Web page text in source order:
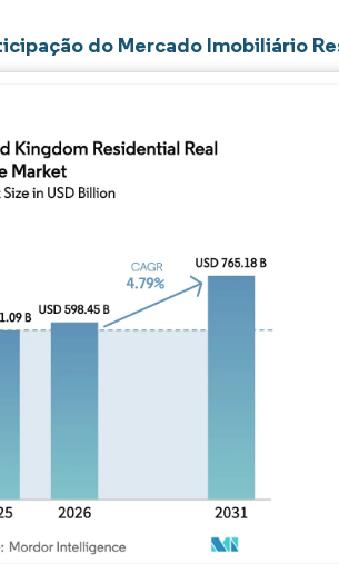
do Mercado Imobiliário
Imagem © Mordor Intelligence. O